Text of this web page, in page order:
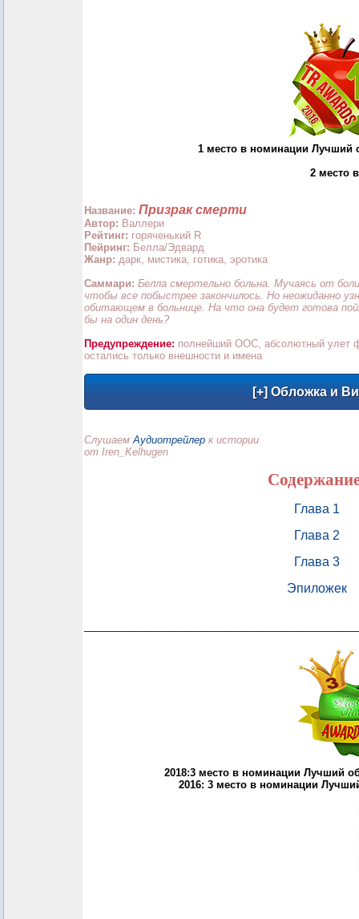
1 место в номинации Лучший
2 место
Название: Призрак смерти
Автор: Валлери
Рейтинг: горяченький R
Пейринг: Белла/Эдвард
Жанр: дарк, мистика, готика, эротика
Саммари: Белла смертельно больна. Мучаясь от
чтобы все побыстрее закончилось. Но неожиданно
обитающем в больнице. На что она будет готова
бы на один день?
Предупреждение: полнейший ООС, абсолютный улет
остались только внешности и имена
СлушаемАудиотрейлер к истории
от Iren_Kelhugen
Глава 1
Глава 2
Глава 3
Эпиложек
2018:3 место в номинации Лучший
2016: 3 место в номинации